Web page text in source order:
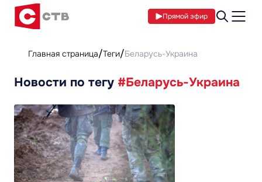
Прямой эфир
Главная страница Теги Беларусь-Украина
Новости по тегу #Беларусь-Украина